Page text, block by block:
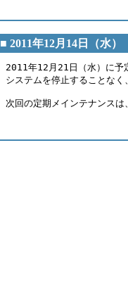
■ 2011年12月14日（水）
2011年12月21日（水）に予
システムを停止することな
次回の定期メインテナンス